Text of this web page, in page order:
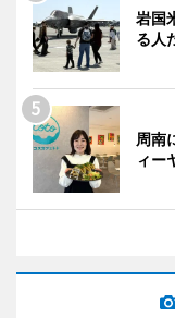
岩国
る人
周南
ィー